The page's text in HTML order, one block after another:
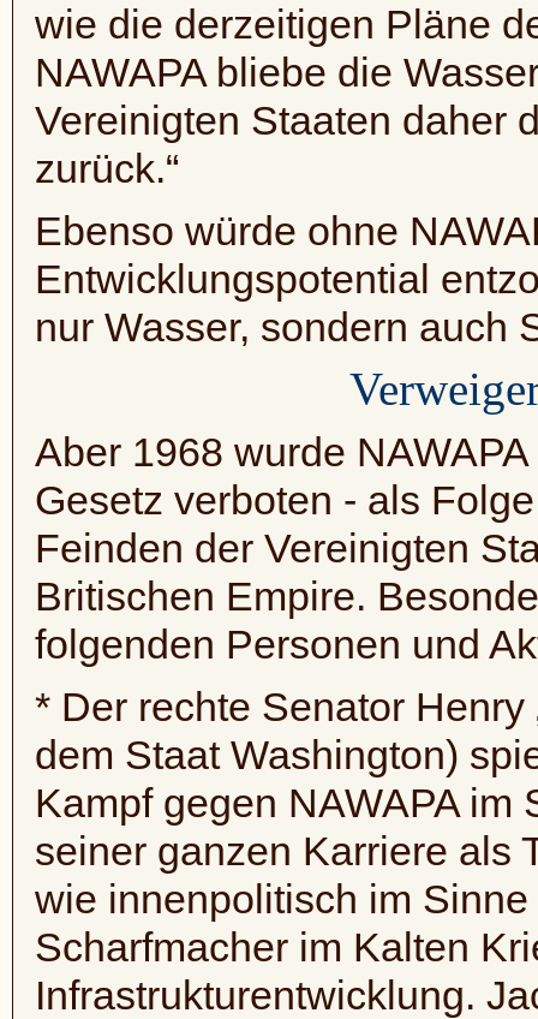
wie die derzeitigen Pläne
NAWAPAbliebe die
Vereinigten Staaten daher
zurück.“
Ebenso würde ohne
Entwicklungspotential
nur Wasser, sondern auch
Aber 1968 wurde NAWAPA
Gesetz verboten - als
Feinden der Vereinigten
Britischen Empire.
folgenden Personen und
* Der rechte Senator Henry
dem Staat Washington)
Kampf gegen NAWAPAim
seiner ganzen Karriere als
wie innenpolitisch im
Scharfmacher im Kalten
Infrastrukturentwicklung.